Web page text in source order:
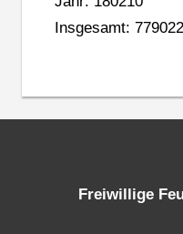
Insgesamt: 779022
Freiwillige